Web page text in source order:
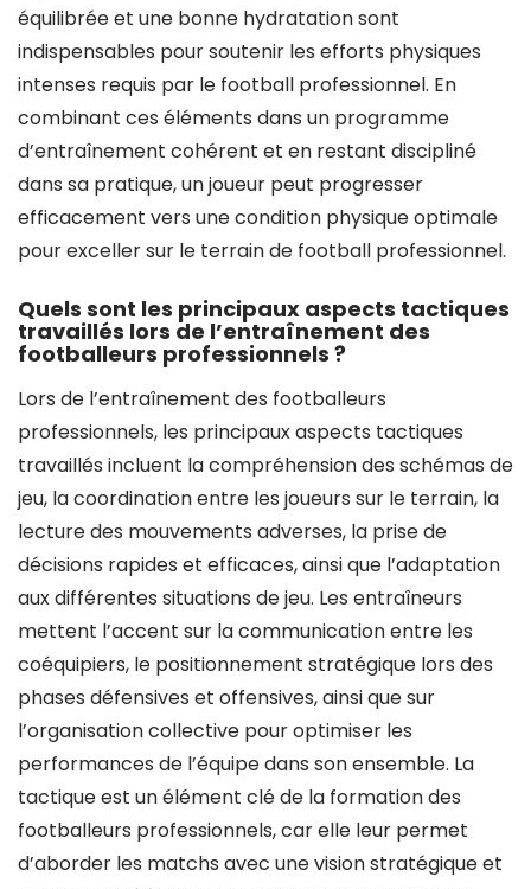
équilibrée et une bonne hydratation sont
indispensables pour soutenir les efforts physiques
intenses requis par le football professionnel. En
combinant ces éléments dans un programme
d’entraînement cohérent et en restant discipliné
dans sa pratique, un joueur peut progresser
efficacement vers une condition physique optimale
pour exceller sur le terrain de football professionnel.
Quels sont les principaux aspects tactiques
travaillés lors de l’entraînement des
footballeurs professionnels ?
Lors de l’entraînement des footballeurs
professionnels, les principaux aspects tactiques
travaillés incluent la compréhension des schémas de
jeu, la coordination entre les joueurs sur le terrain, la
lecture des mouvements adverses, la prise de
décisions rapides et efficaces, ainsi que l’adaptation
aux différentes situations de jeu. Les entraîneurs
mettent l’accent sur la communication entre les
coéquipiers, le positionnement stratégique lors des
phases défensives et offensives, ainsi que sur
l’organisation collective pour optimiser les
performances de l’équipe dans son ensemble. La
tactique est un élément clé de la formation des
footballeurs professionnels, car elle leur permet
d’aborder les matchs avec une vision stratégique et